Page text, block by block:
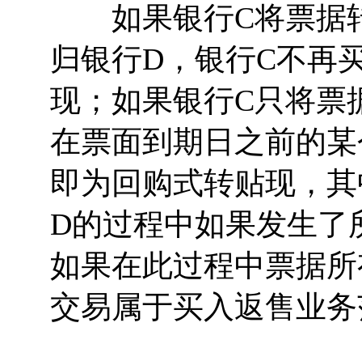
如果银行C将票据
归银行D，银行C不再
现；如果银行C只将票
在票面到期日之前的
即为回购式转贴现，
D的过程中如果发生
如果在此过程中票据
交易属于买入返售业